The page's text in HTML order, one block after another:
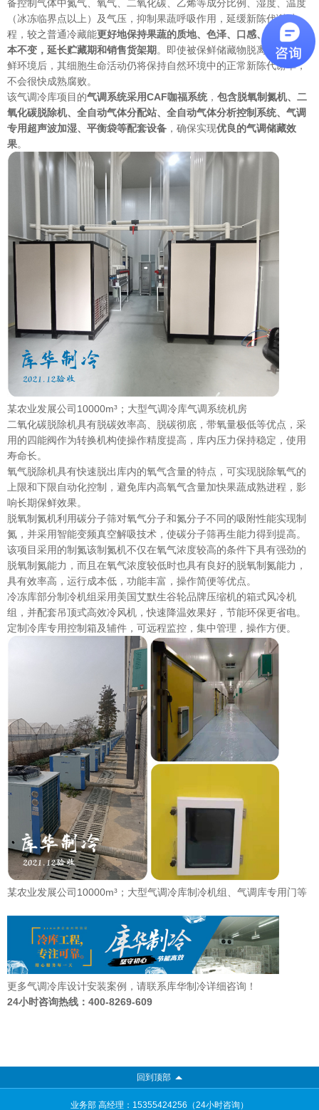
备控制气体中氮气、氧气、二氧化碳、乙烯等成分比例、湿度、温度
（冰冻临界点以上）及气压，抑制果蔬呼吸作用，延缓新陈代谢过
程，较之普通冷藏能更好地保持果蔬的质地、色泽、口感、营养等基
本不变，延长贮藏期和销售货架期。即使被保鲜储藏物脱离开气调保
鲜环境后，其细胞生命活动仍将保持自然环境中的正常新陈代谢率，
不会很快成熟腐败。
该气调冷库项目的气调系统采用CAF咖福系统， 包含脱氧制氮机、二
氧化碳脱除机、全自动气体分配站、全自动气体分析控制系统、气调
专用超声波加湿、平衡袋等配套设备 ，确保实现优良的气调储藏效
果。
某农业发展公司10000m³；大型气调冷库气调系统机房
二氧化碳脱除机具有脱碳效率高、脱碳彻底，带氧量极低等优点，采
用的四能阀作为转换机构使操作精度提高，库内压力保持稳定，使用
寿命长。
氧气脱除机具有快速脱出库内的氧气含量的特点，可实现脱除氧气的
上限和下限自动化控制，避免库内高氧气含量加快果蔬成熟进程，影
响长期保鲜效果。
脱氧制氮机利用碳分子筛对氧气分子和氮分子不同的吸附性能实现制
氮，并采用智能变频真空解吸技术，使碳分子筛再生能力得到提高。
该项目采用的制氮该制氮机不仅在氧气浓度较高的条件下具有强劲的
脱氧制氮能力，而且在氧气浓度较低时也具有良好的脱氧制氮能力，
具有效率高，运行成本低，功能丰富，操作简便等优点。
冷冻库部分制冷机组采用美国艾默生谷轮品牌压缩机的箱式风冷机
组，并配套吊顶式高效冷风机，快速降温效果好，节能环保更省电。
定制冷库专用控制箱及辅件，可远程监控，集中管理，操作方便。
某农业发展公司10000m³；大型气调冷库制冷机组、气调库专用门等
更多气调冷库设计安装案例，请联系库华制冷详细咨询！
24小时咨询热线： 400-8269-609
回到顶部
业务部 高经理：15355424256（24小时咨询）